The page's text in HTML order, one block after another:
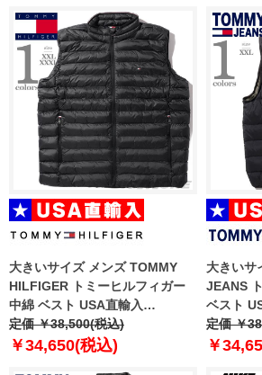
大きいサイズ メンズ TOMMY
HILFIGER トミーヒルフィガー
中綿 ベスト USA直輸入
mw0mw39989
定価 ￥38,500(税込)
￥34,650(税込)
大きいサ
JEANS
ベスト
定価 ￥
￥